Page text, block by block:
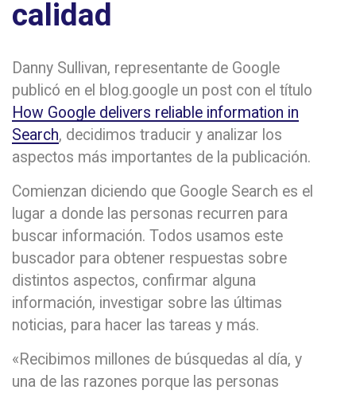
calidad
Danny Sullivan, representante de Google
publicó en el blog.google un post con el título
How Google delivers reliable information in
Search, decidimos traducir y analizar los
aspectos más importantes de la publicación.
Comienzan diciendo que Google Search es el
lugar a donde las personas recurren para
buscar información. Todos usamos este
buscador para obtener respuestas sobre
distintos aspectos, confirmar alguna
información, investigar sobre las últimas
noticias, para hacer las tareas y más.
«Recibimos millones de búsquedas al día, y
una de las razones porque las personas